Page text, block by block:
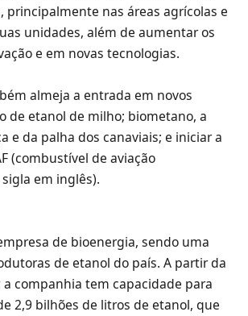
principalmente nas áreas agrícolas e
unidades, além de aumentar os
e em novas tecnologias.
almeja a entrada em novos
de etanol de milho; biometano, a
e da palha dos canaviais; e iniciar a
(combustível de aviação
em inglês).
de bioenergia, sendo uma
de etanol do país. A partir da
a companhia tem capacidade para
2,9 bilhões de litros de etanol, que